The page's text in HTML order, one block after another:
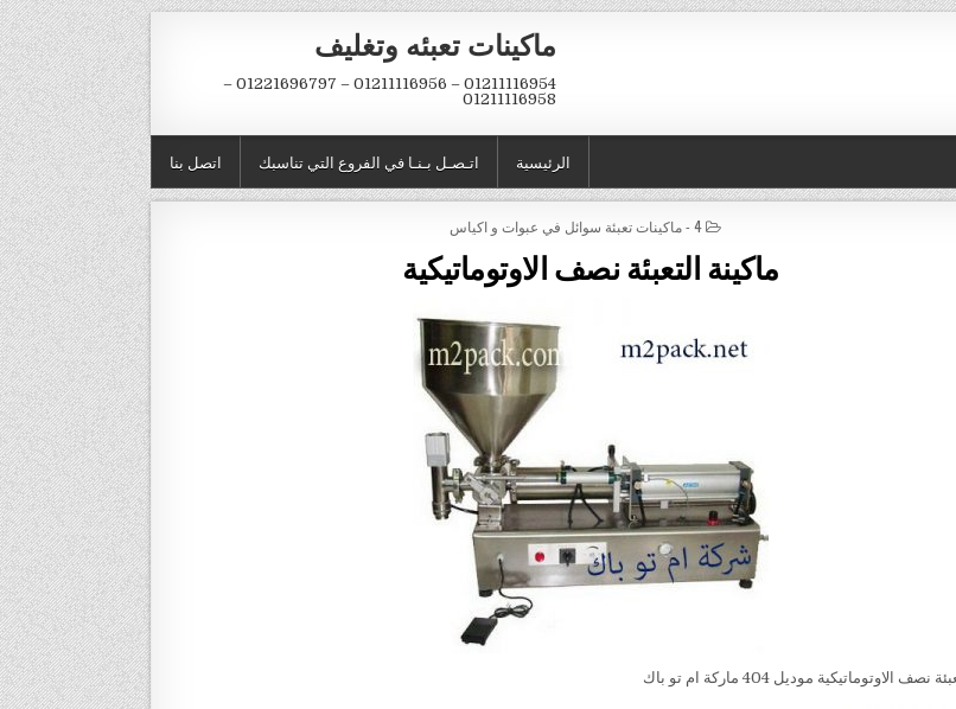
ماكينات تعبئه وتغليف
01211116954 – 01211116956 – 01221696797 –
01211116958
اتصل بنا اتـصـل بـنـا في الفروع التي تناسبك الرئيسية
POSTED IN
4 - ماكينات تعبئة سوائل في عبوات و اكياس
ماكينة التعبئة نصف الاوتوماتيكية
نصف الاوتوماتيكية موديل 404 ماركة ام تو باك